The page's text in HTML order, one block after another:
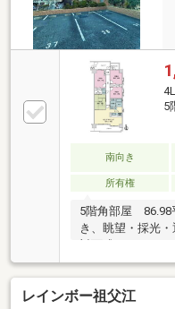
5
南向き
所有権
5階角部屋 86.98
き、眺望・採光
対面式カウンター
納あり荷物の多
浴室に窓がある
の角部屋につき、
レインボー祖父江